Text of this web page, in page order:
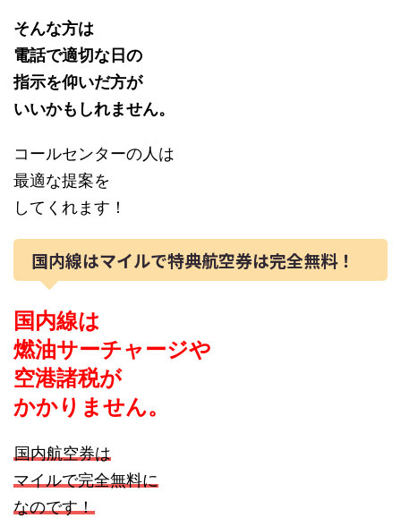
そんな方は
電話で適切な日の
指示を仰いだ方が
いいかもしれません。
コールセンターの人は
最適な提案を
してくれます！
国内線はマイルで特典航空券は完全無料！
国内線は
燃油サーチャージや
空港諸税が
かかりません。
国内航空券は
マイルで完全無料に
なのです！